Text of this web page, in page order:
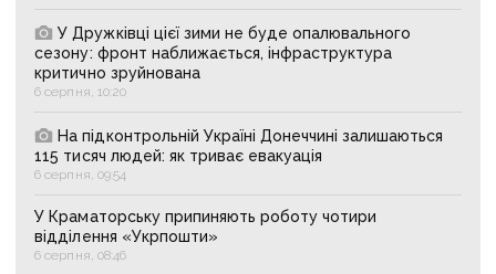
У Дружківці цієї зими не буде опалювального
сезону: фронт наближається, інфраструктура
критично зруйнована
6 серпня, 10:20
На підконтрольній Україні Донеччині залишаються
115 тисяч людей: як триває евакуація
6 серпня, 09:54
У Краматорську припиняють роботу чотири
відділення «Укрпошти»
6 серпня, 08:46